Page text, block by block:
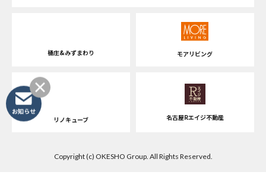
桶庄&みずまわり モアリビング
リノキューブ 名古屋Rエイジ不動産
Copyright (c) OKESHO Group. All Rights Reserved.
お知らせ